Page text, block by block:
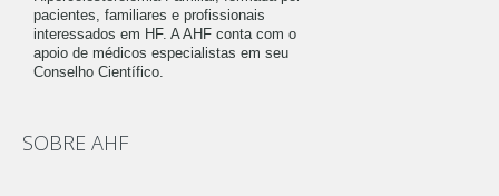
pacientes, familiares e profissionais
interessados em HF. A AHF conta com o
apoio de médicos especialistas em seu
Conselho Científico.
SOBRE AHF